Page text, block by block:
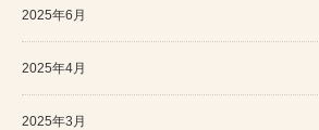
2025年6月
2025年4月
2025年3月